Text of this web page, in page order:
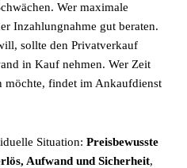
Wer maximale
Inzahlungnahme gut beraten.
sollte den Privatverkauf
in Kauf nehmen. Wer Zeit
möchte, findet im Ankaufdienst
Situation: Preisbewusste
Aufwand und Sicherheit,